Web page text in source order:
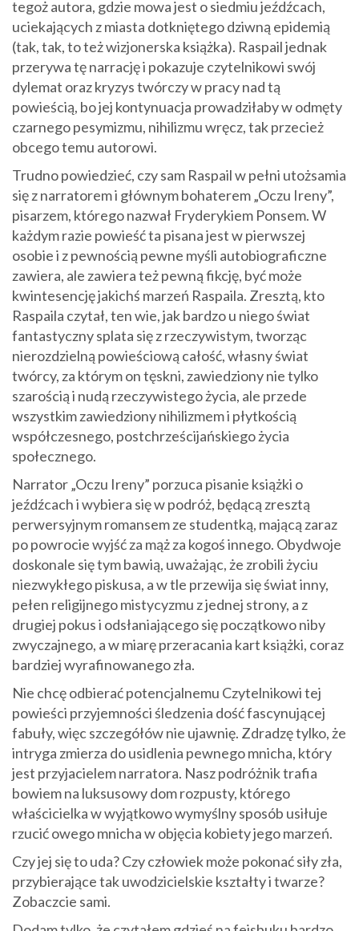
tegoż autora, gdzie mowa jest o siedmiu jeźdźcach,
uciekających z miasta dotkniętego dziwną epidemią
(tak, tak, to też wizjonerska książka). Raspail jednak
przerywa tę narrację i pokazuje czytelnikowi swój
dylemat oraz kryzys twórczy w pracy nad tą
powieścią, bo jej kontynuacja prowadziłaby w odmęty
czarnego pesymizmu, nihilizmu wręcz, tak przecież
obcego temu autorowi.
Trudno powiedzieć, czy sam Raspail w pełni utożsamia
się z narratorem i głównym bohaterem „Oczu Ireny”,
pisarzem, którego nazwał Fryderykiem Ponsem. W
każdym razie powieść ta pisana jest w pierwszej
osobie i z pewnością pewne myśli autobiograficzne
zawiera, ale zawiera też pewną fikcję, być może
kwintesencję jakichś marzeń Raspaila. Zresztą, kto
Raspaila czytał, ten wie, jak bardzo u niego świat
fantastyczny splata się z rzeczywistym, tworząc
nierozdzielną powieściową całość, własny świat
twórcy, za którym on tęskni, zawiedziony nie tylko
szarością i nudą rzeczywistego życia, ale przede
wszystkim zawiedziony nihilizmem i płytkością
współczesnego, postchrześcijańskiego życia
społecznego.
Narrator „Oczu Ireny” porzuca pisanie książki o
jeźdźcach i wybiera się w podróż, będącą zresztą
perwersyjnym romansem ze studentką, mającą zaraz
po powrocie wyjść za mąż za kogoś innego. Obydwoje
doskonale się tym bawią, uważając, że zrobili życiu
niezwykłego piskusa, a w tle przewija się świat inny,
pełen religijnego mistycyzmu z jednej strony, a z
drugiej pokus i odsłaniającego się początkowo niby
zwyczajnego, a w miarę przeracania kart książki, coraz
bardziej wyrafinowanego zła.
Nie chcę odbierać potencjalnemu Czytelnikowi tej
powieści przyjemności śledzenia dość fascynującej
fabuły, więc szczegółów nie ujawnię. Zdradzę tylko, że
intryga zmierza do usidlenia pewnego mnicha, który
jest przyjacielem narratora. Nasz podróżnik trafia
bowiem na luksusowy dom rozpusty, którego
właścicielka w wyjątkowo wymyślny sposób usiłuje
rzucić owego mnicha w objęcia kobiety jego marzeń.
Czy jej się to uda? Czy człowiek może pokonać siły zła,
przybierające tak uwodzicielskie kształty i twarze?
Zobaczcie sami.